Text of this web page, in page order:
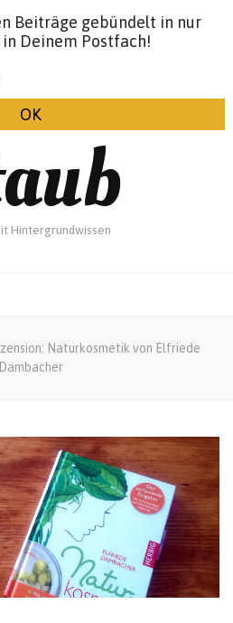
&
Hintergrundwissen
Naturkosmetik von Elfriede
Dambacher
Beiträge gebündelt in nur
Deinem Postfach!